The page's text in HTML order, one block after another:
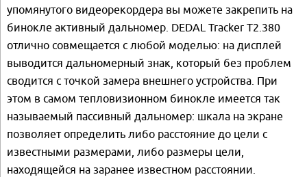
упомянутого видеорекордера вы можете закрепить на
бинокле активный дальномер. DEDAL Tracker Т2.380
отлично совмещается с любой моделью: на дисплей
выводится дальномерный знак, который без проблем
сводится с точкой замера внешнего устройства. При
этом в самом тепловизионном бинокле имеется так
называемый пассивный дальномер: шкала на экране
позволяет определить либо расстояние до цели с
известными размерами, либо размеры цели,
находящейся на заранее известном расстоянии.